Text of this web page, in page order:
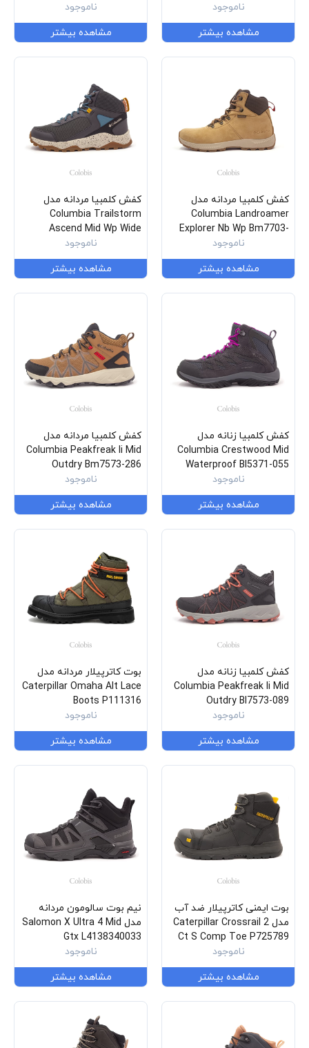
ناموجود
مشاهده بیشتر
ناموجود
مشاهده بیشتر
کفش کلمبیا مردانه مدل
Columbia Landroamer
Explorer Nb Wp Bm7703-
ناموجود
مشاهده بیشتر
کفش کلمبیا مردانه مدل
Columbia Trailstorm
Ascend Mid Wp Wide
Bl1169-011ناموجود
مشاهده بیشتر
کفش کلمبیا زنانه مدل
Columbia Crestwood Mid
Waterproof Bl5371-055
ناموجود
مشاهده بیشتر
کفش کلمبیا مردانه مدل
Columbia Peakfreak Ii Mid
Outdry Bm7573-286
ناموجود
مشاهده بیشتر
کفش کلمبیا زنانه مدل
Columbia Peakfreak Ii Mid
Outdry Bl7573-089
ناموجود
مشاهده بیشتر
بوت کاترپیلار مردانه مدل
Caterpillar Omaha Alt Lace
Boots P111316
ناموجود
مشاهده بیشتر
بوت ایمنی کاترپیلار ضد آب
مدل Caterpillar Crossrail 2
Ct S Comp Toe P725789
ناموجود
مشاهده بیشتر
نیم بوت سالومون مردانه
مدل Salomon X Ultra 4 Mid
Gtx L4138340033
ناموجود
مشاهده بیشتر